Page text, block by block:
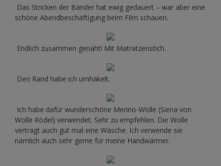
Das Stricken der Bänder hat ewig gedauert – war aber eine
schöne Abendbeschäftigung beim Film schauen.
Endlich zusammen genäht! Mit Matratzenstich.
Den Rand habe ich umhäkelt.
Ich habe dafür wunderschöne Merino-Wolle (Siena von
Wolle Rödel) verwendet. Sehr zu empfehlen. Die Wolle
verträgt auch gut mal eine Wäsche. Ich verwende sie
nämlich auch sehr gerne für meine Handwärmer.